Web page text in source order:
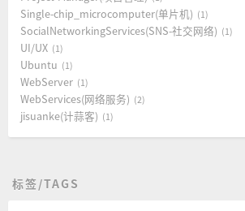
Single-chip_microcomputer(单片机) 1
SocialNetworkingServices(SNS-社交网络) 1
UI/UX 1
Ubuntu 1
WebServer 1
WebServices(网络服务) 2
jisuanke(计蒜客) 1
标签/TAGS